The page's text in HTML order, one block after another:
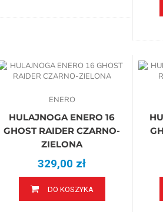
ENERO
HULAJNOGA ENERO 16
GHOST RAIDER CZARNO-
ZIELONA
329,00 zł
DO KOSZYKA
HULAJNOGA ENERO 16